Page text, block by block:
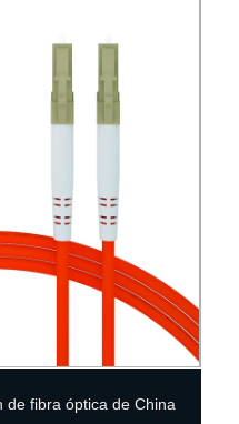
de cable de extensión
venta